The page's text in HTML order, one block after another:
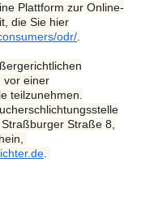
Plattform zur Online-
die Sie hier
odr/.
vor einer
teilzunehmen.
Straße 8,
.